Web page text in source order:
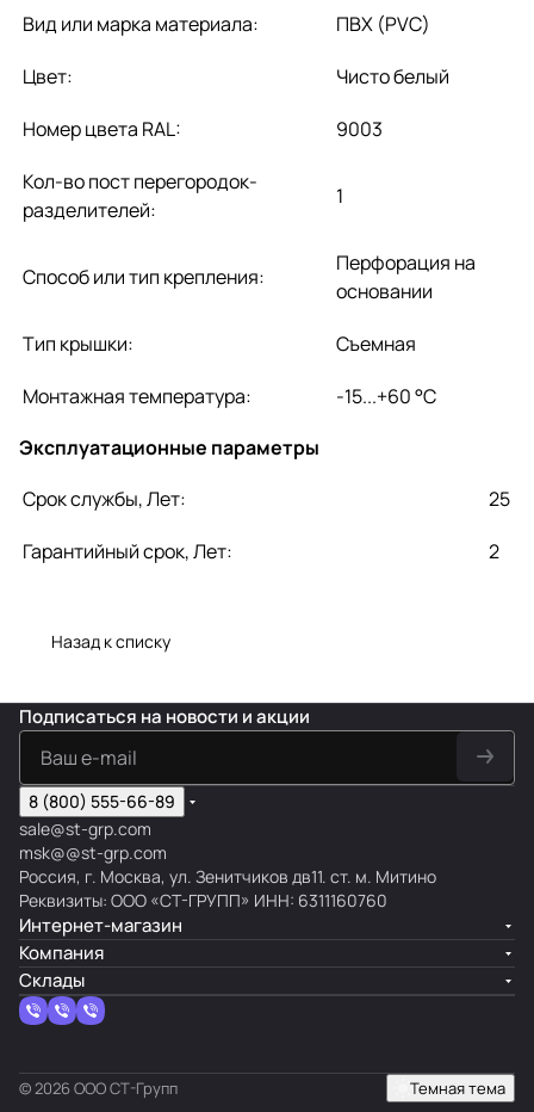
Вид или марка материала:
ПВХ (PVC)
Цвет:
Чисто белый
Номер цвета RAL:
9003
Кол-во пост перегородок-
разделителей:
1
Способ или тип крепления:
Перфорация на
основании
Тип крышки:
Съемная
Монтажная температура:
-15...+60 °C
Эксплуатационные параметры
Срок службы, Лет:
25
Гарантийный срок, Лет:
2
Назад к списку
Подписаться на новости и акции
8 (800) 555-66-89
sale@st-grp.com
msk@@st-grp.com
Россия, г. Москва, ул. Зенитчиков дв11. ст. м. Митино
Реквизиты: ООО «СТ-ГРУПП» ИНН: 6311160760
Интернет-магазин
Компания
Склады
© 2026 ООО СТ-Групп Темная тема